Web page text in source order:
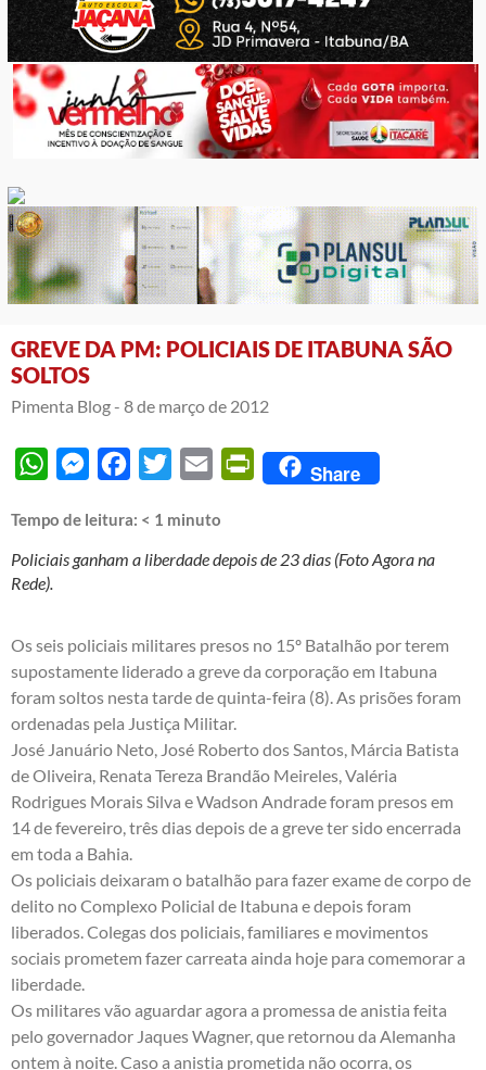
GREVE DA PM: POLICIAIS DE ITABUNA SÃO
SOLTOS
Pimenta Blog - 8 de março de 2012
WhatsAppMessengerFacebook
Twitter Email PrintFriendly
Share
Tempo de leitura: < 1 minuto
Policiais ganham a liberdade depois de 23 dias (Foto Agora na
Rede).
Os seis policiais militares presos no 15º Batalhão por terem
supostamente liderado a greve da corporação em Itabuna
foram soltos nesta tarde de quinta-feira (8). As prisões foram
ordenadas pela Justiça Militar.
José Januário Neto, José Roberto dos Santos, Márcia Batista
de Oliveira, Renata Tereza Brandão Meireles, Valéria
Rodrigues Morais Silva e Wadson Andrade foram presos em
14 de fevereiro , três dias depois de a greve ter sido encerrada
em toda a Bahia.
Os policiais deixaram o batalhão para fazer exame de corpo de
delito no Complexo Policial de Itabuna e depois foram
liberados. Colegas dos policiais, familiares e movimentos
sociais prometem fazer carreata ainda hoje para comemorar a
liberdade.
Os militares vão aguardar agora a promessa de anistia feita
pelo governador Jaques Wagner, que retornou da Alemanha
ontem à noite. Caso a anistia prometida não ocorra, os